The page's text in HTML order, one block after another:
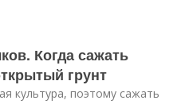
Когда сажать
грунт
культура, поэтому сажать